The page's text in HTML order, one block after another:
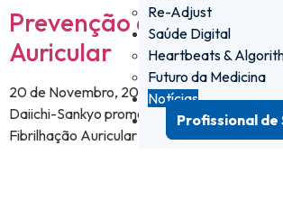
Re-Adjust
Saúde Digital
Heartbeats &
Futuro da Medicina
Notícias
Profissional de
Prevenção da
Auricular
20 de Novembro, 2024
Daiichi-Sankyo promove hábitos saudáveis
Fibrilhação Auricular e sensibilizar a